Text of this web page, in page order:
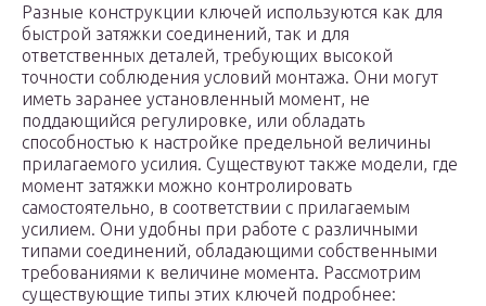
Разные конструкции ключей используются как для
быстрой затяжки соединений, так и для
ответственных деталей, требующих высокой
точности соблюдения условий монтажа. Они могут
иметь заранее установленный момент, не
поддающийся регулировке, или обладать
способностью к настройке предельной величины
прилагаемого усилия. Существуют также модели, где
момент затяжки можно контролировать
самостоятельно, в соответствии с прилагаемым
усилием. Они удобны при работе с различными
типами соединений, обладающими собственными
требованиями к величине момента. Рассмотрим
существующие типы этих ключей подробнее: